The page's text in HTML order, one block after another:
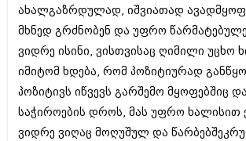
იანვარი 2013 (334)
დეკემბერი 2012 (98)
ოქტომბერი 2012 (350)
სექტემბერი 2012 (264)
აგვისტო 2012 (268)
ივლისი 2012 (322)
ივნისი 2012 (282)
მაისი 2012 (240)
ახალგაზრდულად, იშვიათად
მხნედ გრძნობენ და უფრო
ვიდრე ისინი, ვისთვისაც ღიმილი უცხო
იმიტომ ხდება, რომ პოზიტიურად
პოზიტივს იწვევს გარშემო მყოფებშიც
საჭიროების დროს, მას უფრო ხალისით
ვიდრე ვიღაც მოღუშულ და